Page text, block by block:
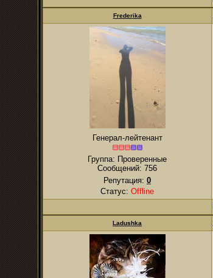
Frederika
Генерал-лейтенант
Группа: Проверенные
Сообщений: 756
Репутация: 0
Статус: Offline
Ladushka